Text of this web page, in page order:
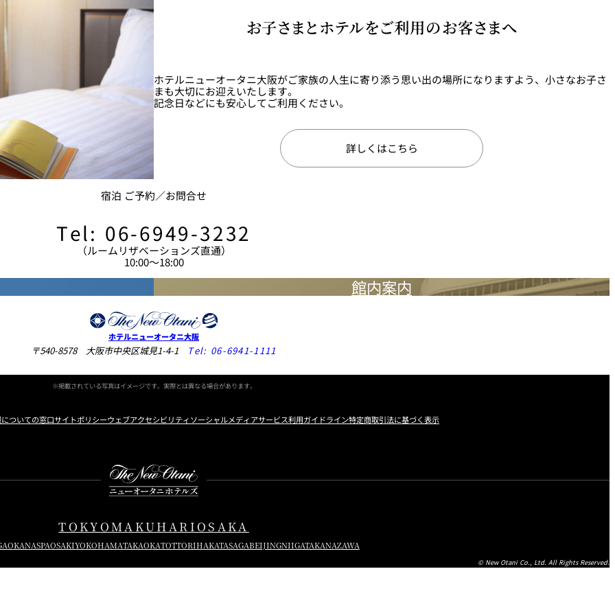
お子さまとホテルをご利用のお客さまへ
ホテルニューオータニ大阪がご家族の人生に寄り添う思い出の場所になりますよう、小さなお子さ
まも大切にお迎えいたします。
記念日などにも安心してご利用ください。
詳しくはこちら
宿泊 ご予約／お問合せ
Tel: 06-6949-3232
（ルームリザベーションズ直通）
10:00～18:00
館内案内
ホテルニューオータニ大阪
〒540-8578 大阪市中央区城見1-4-1 Tel: 06-6941-1111
※掲載されている写真はイメージです。実際とは異なる場合があります。
ついての窓口サイトポリシーウェブアクセシビリティソーシャルメディアサービス利用ガイドライン特定商取引法に基づく表示
TOKYOMAKUHARI OSAKA
NASPAOSAKIYOKOHAMATAKAOKATOTTORIHAKATASAGABEIJINGNIIGATAKANAZAWA
© New Otani Co., Ltd. All Rights Reserved.